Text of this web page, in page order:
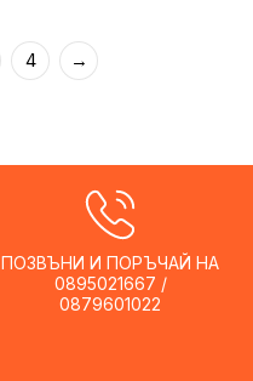
on4 →
ПОЗВЪНИ И ПОРЪЧАЙ НА
0895021667 /
0879601022